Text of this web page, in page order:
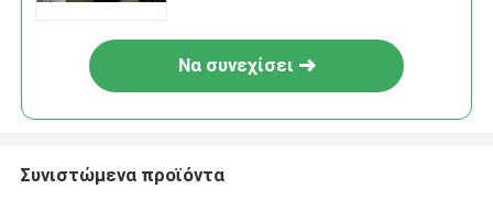
Να συνεχίσει
Συνιστώμενα προϊόντα